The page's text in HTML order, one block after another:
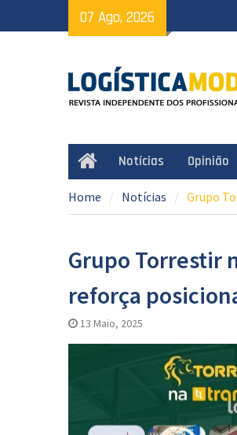
to
07 Ago, 2026
HomeNotícias Opinião
Home Notícias Grupo
Grupo Torrestir
reforça
13 Maio, 2025